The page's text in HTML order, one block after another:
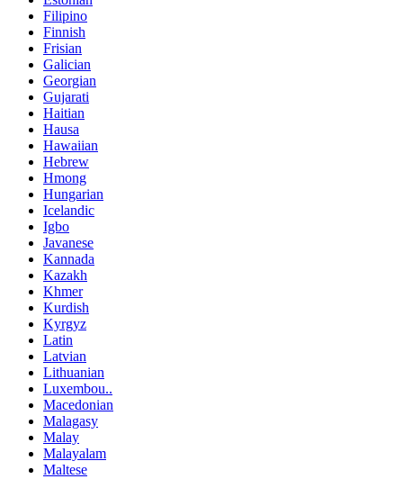
Filipino
Finnish
Frisian
Galician
Georgian
Gujarati
Haitian
Hausa
Hawaiian
Hebrew
Hmong
Hungarian
Icelandic
Igbo
Javanese
Kannada
Kazakh
Khmer
Kurdish
Kyrgyz
Latin
Latvian
Lithuanian
Luxembou..
Macedonian
Malagasy
Malay
Malayalam
Maltese